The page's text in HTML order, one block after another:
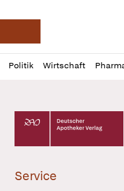
Deutsche
Politik Wirtschaft
Profil
öffnen
Daz
Pur
Deutscher Apotheker
Service